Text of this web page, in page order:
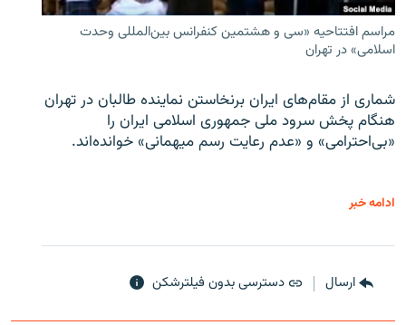
مراسم افتتاحیه «سی و هشتمین کنفرانس بین‌المللی وحدت
اسلامی» در تهران
شماری از مقام‌های ایران برنخاستن نماینده طالبان در تهران
هنگام پخش سرود ملی جمهوری اسلامی ایران را
«بی‌احترامی» و «عدم رعایت رسم میهمانی» خوانده‌اند.
ادامه خبر
ارسال دسترسی بدون فیلترشکن